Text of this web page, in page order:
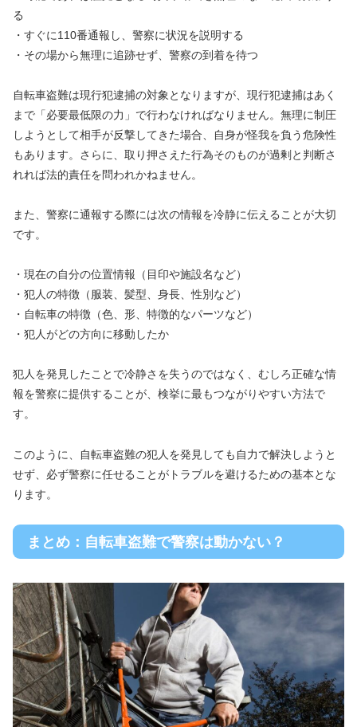
る
・すぐに110番通報し、警察に状況を説明する
・その場から無理に追跡せず、警察の到着を待つ
自転車盗難は現行犯逮捕の対象となりますが、現行犯逮捕はあく
まで「必要最低限の力」で行わなければなりません。無理に制圧
しようとして相手が反撃してきた場合、自身が怪我を負う危険性
もあります。さらに、取り押さえた行為そのものが過剰と判断さ
れれば法的責任を問われかねません。
また、警察に通報する際には次の情報を冷静に伝えることが大切
です。
・現在の自分の位置情報（目印や施設名など）
・犯人の特徴（服装、髪型、身長、性別など）
・自転車の特徴（色、形、特徴的なパーツなど）
・犯人がどの方向に移動したか
犯人を発見したことで冷静さを失うのではなく、むしろ正確な情
報を警察に提供することが、検挙に最もつながりやすい方法で
す。
このように、自転車盗難の犯人を発見しても自力で解決しようと
せず、必ず警察に任せることがトラブルを避けるための基本とな
ります。
まとめ：自転車盗難で警察は動かない？